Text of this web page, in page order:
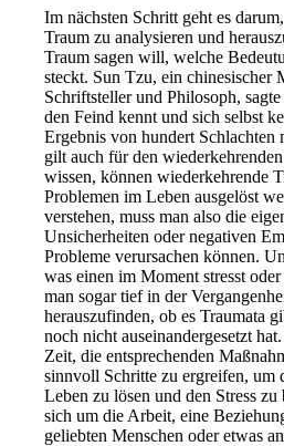
Im nächsten Schritt geht es
Traum zu analysieren und
Traum sagen will, welche
steckt. Sun Tzu, ein chinesischer
Schriftsteller und Philosoph,
den Feind kennt und sich selbst
Ergebnis von hundert Schlachten
gilt auch für den
wissen, können wiederkehrende
Problemen im Leben ausgelöst
verstehen, muss man also die
Unsicherheiten oder negativen
Probleme verursachen können.
was einen im Moment stresst
man sogar tief in der
herauszufinden, ob es Traumata
noch nicht auseinandergesetzt
Zeit, die entsprechenden
sinnvoll Schritte zu ergreifen, um
Leben zu lösen und den Stress
sich um die Arbeit, eine
geliebten Menschen oder etwas